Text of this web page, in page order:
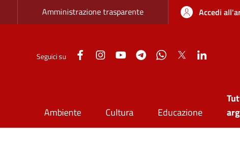
Zona superiore sottile
Amministrazione trasparente Accedi
Seguici su FacebookInstagramYouTubeTelegramWhatsApp
Twitter
Ambiente Cultura Educazione